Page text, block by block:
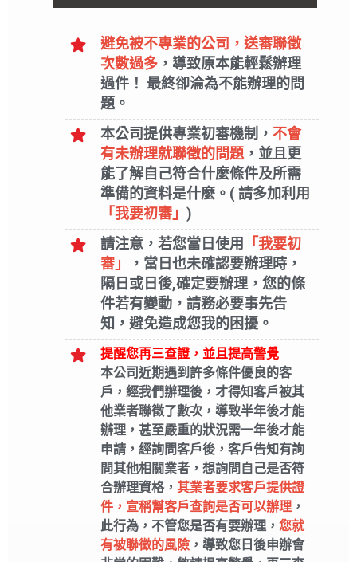
夏普 三菱 威技 惠而浦 奇美 大同 聲寶 Frigidaire 液
東芝 Whirlpool 惠而浦 SAMPO SANLUX 台灣三洋
晶華 美菱 英國 WhiteKnight 美國SPEED QUEEN 冰
Starmix 吸特樂 AR 阿諾瓦 SEBO HOOVER ±0 正負零
Ecovacs 掃地機 Neato 吹風機分期 吹風機 TESCOM吹
elna Janome 車樂美 JUKI 牌 NCC 喜佳牌 東龍牌 廚
樂器 鍵盤樂器 YAMAHA 山葉 Roland 樂蘭 數位鋼
手提包 後背包 側肩包 斜背包 拉桿包 長夾 中夾 短
香奈兒 菱格紋 小羊皮 小牛皮 小香 LV 路易威登 METIS
CHLOE MICHAEL KORS LOEWE Puzzle FENDI
air force one air zoom air max Air VaporMax Air
歷山大 麥昆 Alexander McQueen BAPE Kith Ambush
supreme VOGUE CLOT Stussy OFF WHITE Yeezy
ezTrave 易遊網 可樂旅遊 東南旅遊 國內旅遊 國外旅
房 長汎假期 海島旅遊 東北亞旅遊 大陸旅遊 歐洲旅
Switch Switch主機 電量增強版 紅藍 主機 電量 加
主機包 硬殼 保護包 現貨 健身環大冒險 Switch Lite
鬥惡龍 超級瑪利歐 創作家 2 航海王 海賊無雙4 星之卡
電玩主機 playstation PS5 房屋貸款 房屋借款 房
租借款 銀卡分期 銀卡 銀行 中國信託 台新銀行 星展
iPhone14 Pro iPhone 14 Pro iPhone 14 Plus
避免被不專業的公司，送審聯徵
次數過多 ，導致原本能輕鬆辦理
過件！ 最終卻淪為不能辦理的問
題。
本公司提供專業初審機制， 不會
有未辦理就聯徵的問題，並且更
能了解自己符合什麼條件及所需
準備的資料是什麼。( 請多加利用
「我要初審」)
請注意，若您當日使用
「我要初
審」
，當日也未確認要辦理時，
隔日或日後,確定要辦理，您的條
件若有變動，請務必要事先告
知，避免造成您我的困擾。
提醒您再三查證，並且提高警覺
本公司近期遇到許多條件優良的客
戶，經我們辦理後，才得知客戶被其
他業者聯徵了數次，導致半年後才能
辦理，甚至嚴重的狀況需一年後才能
申請，經詢問客戶後，客戶告知有詢
問其他相關業者，想詢問自己是否符
合辦理資格，其業者要求客戶提供證
件，宣稱幫客戶查詢是否可以辦理 ，
此行為，不管您是否有要辦理，您就
有被聯徵的風險 ，導致您日後申辦會